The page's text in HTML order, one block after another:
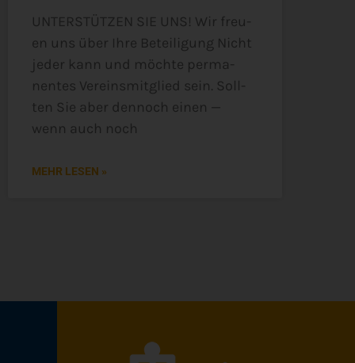
UNTERSTÜTZEN SIE UNS! Wir freu­
en uns über Ihre Betei­li­gung Nicht
jeder kann und möch­te per­ma­
nen­tes Ver­eins­mit­glied sein. Soll­
ten Sie aber den­noch einen —
wenn auch noch
MEHR LESEN »